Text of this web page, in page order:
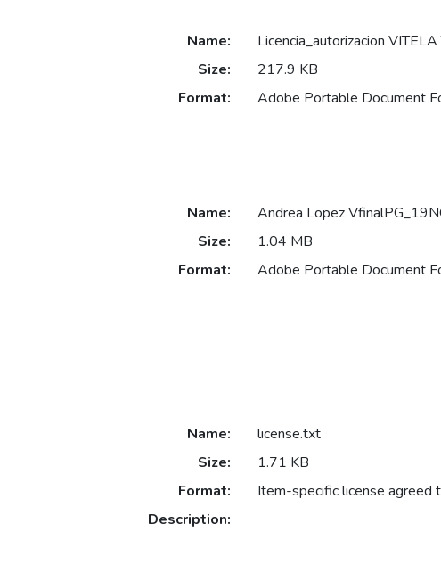
Name:
Licencia_autorizacion
Size:
217.9 KB
Format:
Adobe Portable Document
Name:
Andrea Lopez
Size:
1.04 MB
Format:
Adobe Portable Document
Name:
license.txt
Size:
1.71 KB
Format:
Item-specific license agreed
Description: